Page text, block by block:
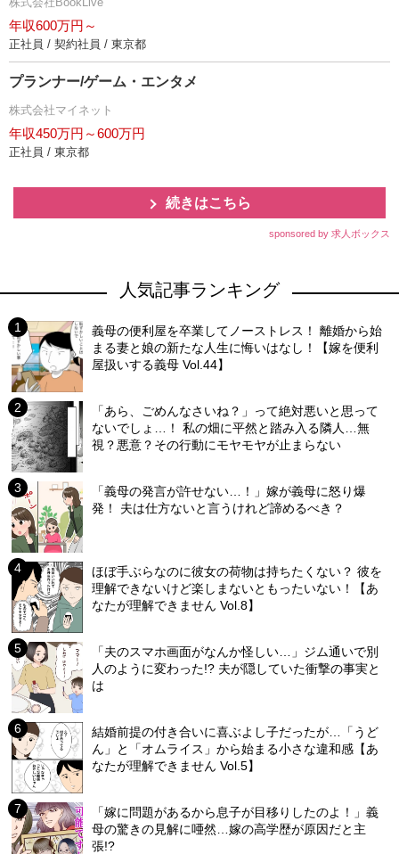
年収600万円～
正社員 / 契約社員 / 東京都
プランナー/ゲーム・エンタメ
株式会社マイネット
年収450万円～600万円
正社員 / 東京都
続きはこちら
sponsored by 求人ボックス
人気記事ランキング
義母の便利屋を卒業してノーストレス！ 離婚から始
まる妻と娘の新たな人生に悔いはなし！【嫁を便利
屋扱いする義母 Vol.44】
「あら、ごめんなさいね？」って絶対悪いと思って
ないでしょ…！ 私の畑に平然と踏み入る隣人…無
視？悪意？その行動にモヤモヤが止まらない
「義母の発言が許せない…！」嫁が義母に怒り爆
発！ 夫は仕方ないと言うけれど諦めるべき？
ほぼ手ぶらなのに彼女の荷物は持ちたくない？ 彼を
理解できないけど楽しまないともったいない！【あ
なたが理解できません Vol.8】
「夫のスマホ画面がなんか怪しい…」ジム通いで別
人のように変わった!? 夫が隠していた衝撃の事実と
は
結婚前提の付き合いに喜ぶよし子だったが…「うど
ん」と「オムライス」から始まる小さな違和感【あ
なたが理解できません Vol.5】
「嫁に問題があるから息子が目移りしたのよ！」義
母の驚きの見解に唖然…嫁の高学歴が原因だと主
張!?